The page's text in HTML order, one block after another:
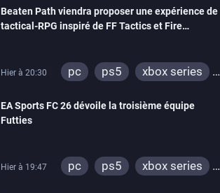
xbox one
Beaten Path viendra proposer une expérience de
tactical-RPG inspiré de FF Tactics et Fire
Hier à 20:30 pc ps5
xbox series
EA Sports FC 26 dévoile la troisième équipe
Futties
Hier à 19:47 pc ps5
xbox series